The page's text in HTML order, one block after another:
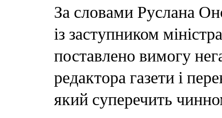
За словами Руслана
із заступником
поставлено вимогу
редактора газети і
який суперечить